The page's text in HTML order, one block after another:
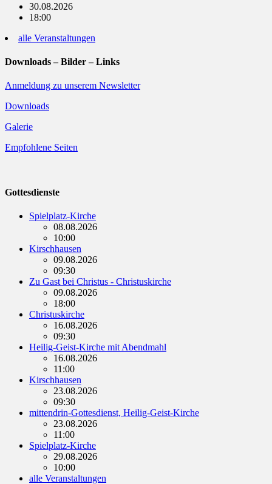
30.08.2026
18:00
alle Veranstaltungen
Downloads – Bilder – Links
Anmeldung zu unserem Newsletter
Downloads
Galerie
Empfohlene Seiten
Gottesdienste
Spielplatz-Kirche
08.08.2026
10:00
Kirschhausen
09.08.2026
09:30
Zu Gast bei Christus - Christuskirche
09.08.2026
18:00
Christuskirche
16.08.2026
09:30
Heilig-Geist-Kirche mit Abendmahl
16.08.2026
11:00
Kirschhausen
23.08.2026
09:30
mittendrin-Gottesdienst, Heilig-Geist-Kirche
23.08.2026
11:00
Spielplatz-Kirche
29.08.2026
10:00
alle Veranstaltungen